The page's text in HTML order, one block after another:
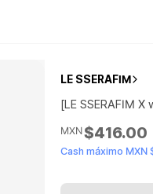
LE SSERAFIM
[LE SSERAFIM
MXN$416.00
Cash máximo MXN